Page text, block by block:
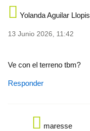
Yolanda Aguilar Llopis
13 Junio 2026, 11:42
Ve con el terreno tbm?
Responder
maresse